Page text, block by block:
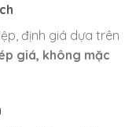
định giá dựa trên
giá, không mặc